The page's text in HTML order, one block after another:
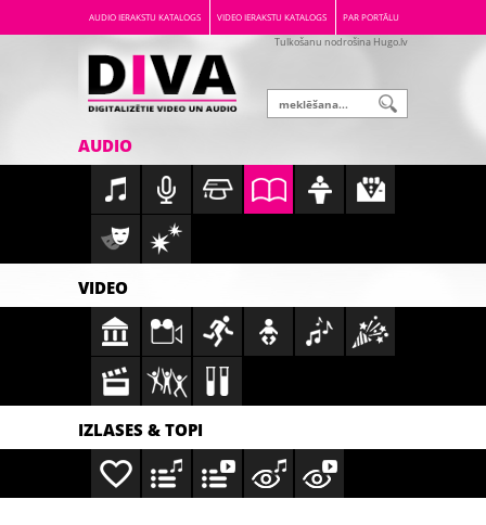
AUDIO IERAKSTU KATALOGS VIDEO IERAKSTU KATALOGS PAR PORTĀLU
Tulkošanu nodrošina Hugo.lv
AUDIO
VIDEO
IZLASES & TOPI